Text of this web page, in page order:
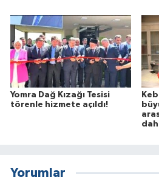
Yomra Dağ Kızağı Tesisi
törenle hizmete açıldı!
Yorumlar